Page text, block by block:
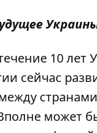
10
сейчас
может